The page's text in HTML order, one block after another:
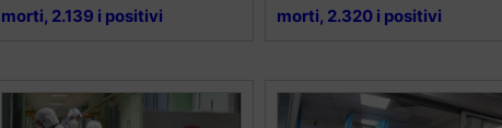
morti, 2.139 i positivi
morti, 2.320 i positivi